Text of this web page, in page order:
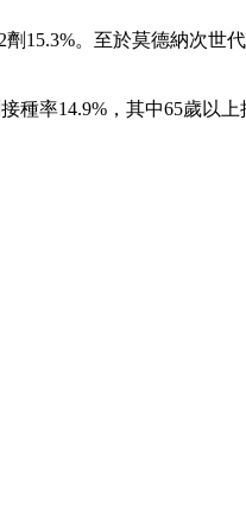
15.3%。至於莫德納次世
率14.9%，其中65歲以上